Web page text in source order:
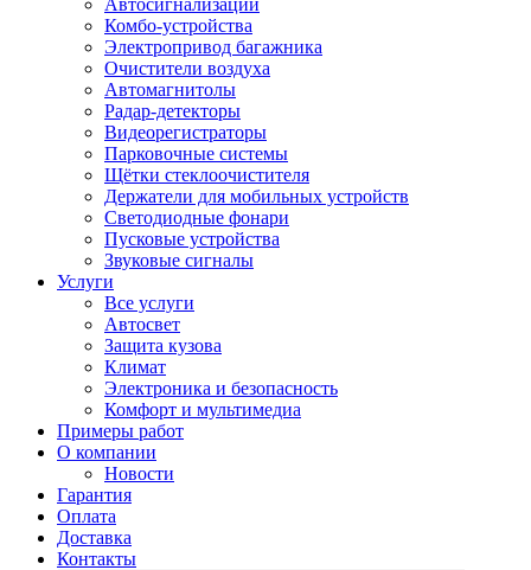
Автосигнализации
Комбо-устройства
Электропривод багажника
Очистители воздуха
Автомагнитолы
Радар-детекторы
Видеорегистраторы
Парковочные системы
Щётки стеклоочистителя
Держатели для мобильных устройств
Светодиодные фонари
Пусковые устройства
Звуковые сигналы
Услуги
Все услуги
Автосвет
Защита кузова
Климат
Электроника и безопасность
Комфорт и мультимедиа
Примеры работ
О компании
Новости
Гарантия
Оплата
Доставка
Контакты